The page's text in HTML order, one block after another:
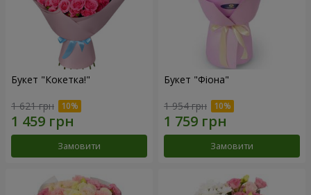
Букет "Кокетка!"
1 621 грн
Замовити
Букет "Фіона"
1 954 грн
Замовити